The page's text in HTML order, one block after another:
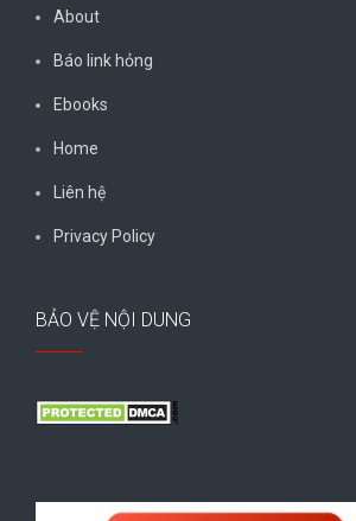
About
Báo link hỏng
Ebooks
Home
Liên hệ
Privacy Policy
BẢO VỆ NỘI DUNG